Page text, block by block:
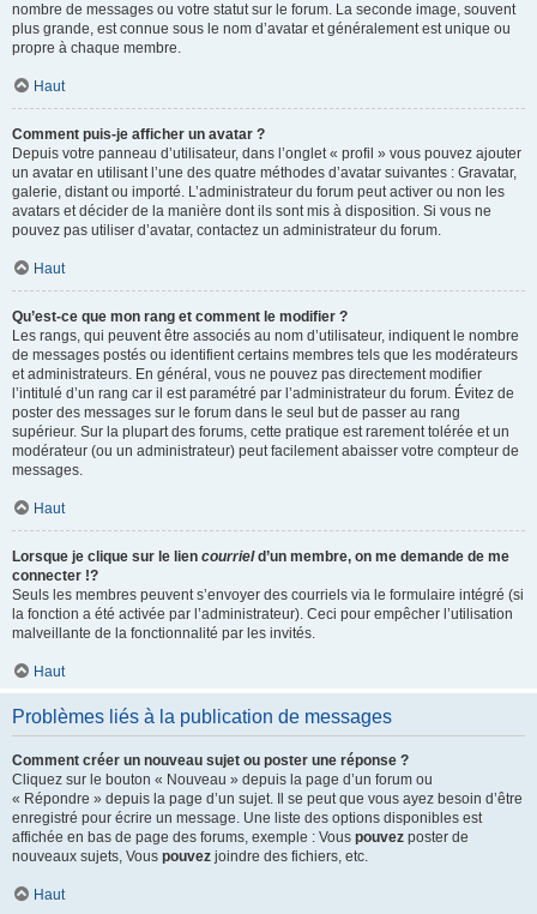
nombre de messages ou votre statut sur le forum. La seconde image, souvent
plus grande, est connue sous le nom d’avatar et généralement est unique ou
propre à chaque membre.
Haut
Comment puis-je afficher un avatar ?
Depuis votre panneau d’utilisateur, dans l’onglet « profil » vous pouvez ajouter
un avatar en utilisant l’une des quatre méthodes d’avatar suivantes : Gravatar,
galerie, distant ou importé. L’administrateur du forum peut activer ou non les
avatars et décider de la manière dont ils sont mis à disposition. Si vous ne
pouvez pas utiliser d’avatar, contactez un administrateur du forum.
Haut
Qu’est-ce que mon rang et comment le modifier ?
Les rangs, qui peuvent être associés au nom d’utilisateur, indiquent le nombre
de messages postés ou identifient certains membres tels que les modérateurs
et administrateurs. En général, vous ne pouvez pas directement modifier
l’intitulé d’un rang car il est paramétré par l’administrateur du forum. Évitez de
poster des messages sur le forum dans le seul but de passer au rang
supérieur. Sur la plupart des forums, cette pratique est rarement tolérée et un
modérateur (ou un administrateur) peut facilement abaisser votre compteur de
messages.
Haut
Lorsque je clique sur le lien courrield’un membre, on me demande de me
connecter !?
Seuls les membres peuvent s’envoyer des courriels via le formulaire intégré (si
la fonction a été activée par l’administrateur). Ceci pour empêcher l’utilisation
malveillante de la fonctionnalité par les invités.
Haut
Problèmes liés à la publication de messages
Comment créer un nouveau sujet ou poster une réponse ?
Cliquez sur le bouton « Nouveau » depuis la page d’un forum ou
« Répondre » depuis la page d’un sujet. Il se peut que vous ayez besoin d’être
enregistré pour écrire un message. Une liste des options disponibles est
affichée en bas de page des forums, exemple : Vous pouvez poster de
nouveaux sujets, Vous pouvez joindre des fichiers, etc.
Haut